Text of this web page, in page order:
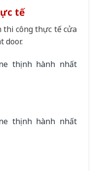
tế
công thực tế cửa
door.